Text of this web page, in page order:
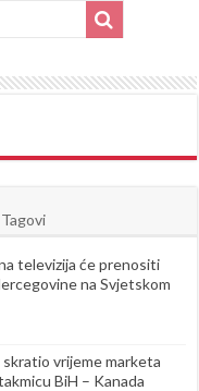
Tagovi
televizija će prenositi
na Svjetskom
vrijeme marketa
BiH – Kanada